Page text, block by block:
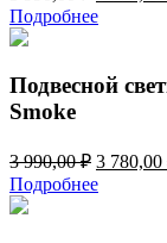
цена
990,00 ₽.
Подробнее
Подвесной
Smoke
3 990,00₽
цена
3 780,00
Подробнее